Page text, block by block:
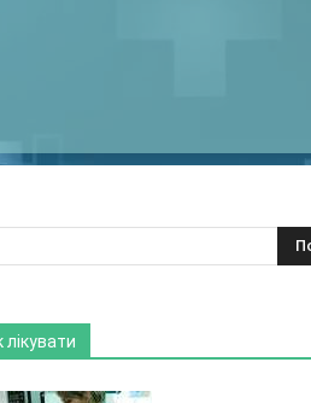
лікувати